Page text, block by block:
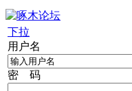
下拉
用户名
密 码